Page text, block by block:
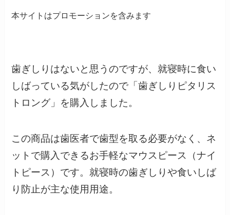
本サイトはプロモーションを含みます
歯ぎしりはないと思うのですが、就寝時に食い
しばっている気がしたので「歯ぎしりピタリス
トロング」を購入しました。
この商品は歯医者で歯型を取る必要がなく、ネ
ットで購入できるお手軽なマウスピース（ナイ
トピース）です。就寝時の歯ぎしりや食いしば
り防止が主な使用用途。